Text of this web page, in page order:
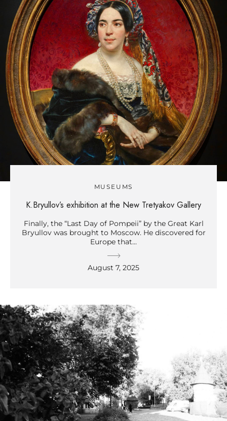
MUSEUMS
K.Bryullov’s exhibition at the New Tretyakov Gallery
Finally, the “Last Day of Pompeii” by the Great Karl
Bryullov was brought to Moscow. He discovered for
Europe that...
August 7, 2025